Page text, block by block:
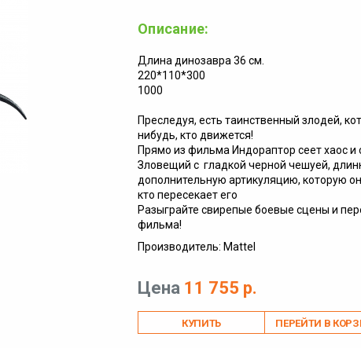
Описание:
Длина динозавра 36 см.
220*110*300
1000
Преследуя, есть таинственный злодей,
нибудь, кто движется!
Прямо из фильма Индораптор сеет хаос и
Зловещий с гладкой черной чешуей,
дополнительную артикуляцию, которую
кто пересекает его
Разыграйте свирепые боевые сцены и
фильма!
Производитель: Mattel
Цена 11 755 р.
ПЕРЕЙТИ В